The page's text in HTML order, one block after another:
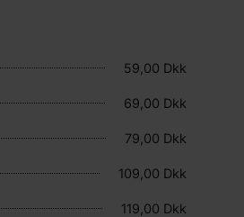
59,00 Dkk
69,00 Dkk
79,00 Dkk
109,00 Dkk
119,00 Dkk